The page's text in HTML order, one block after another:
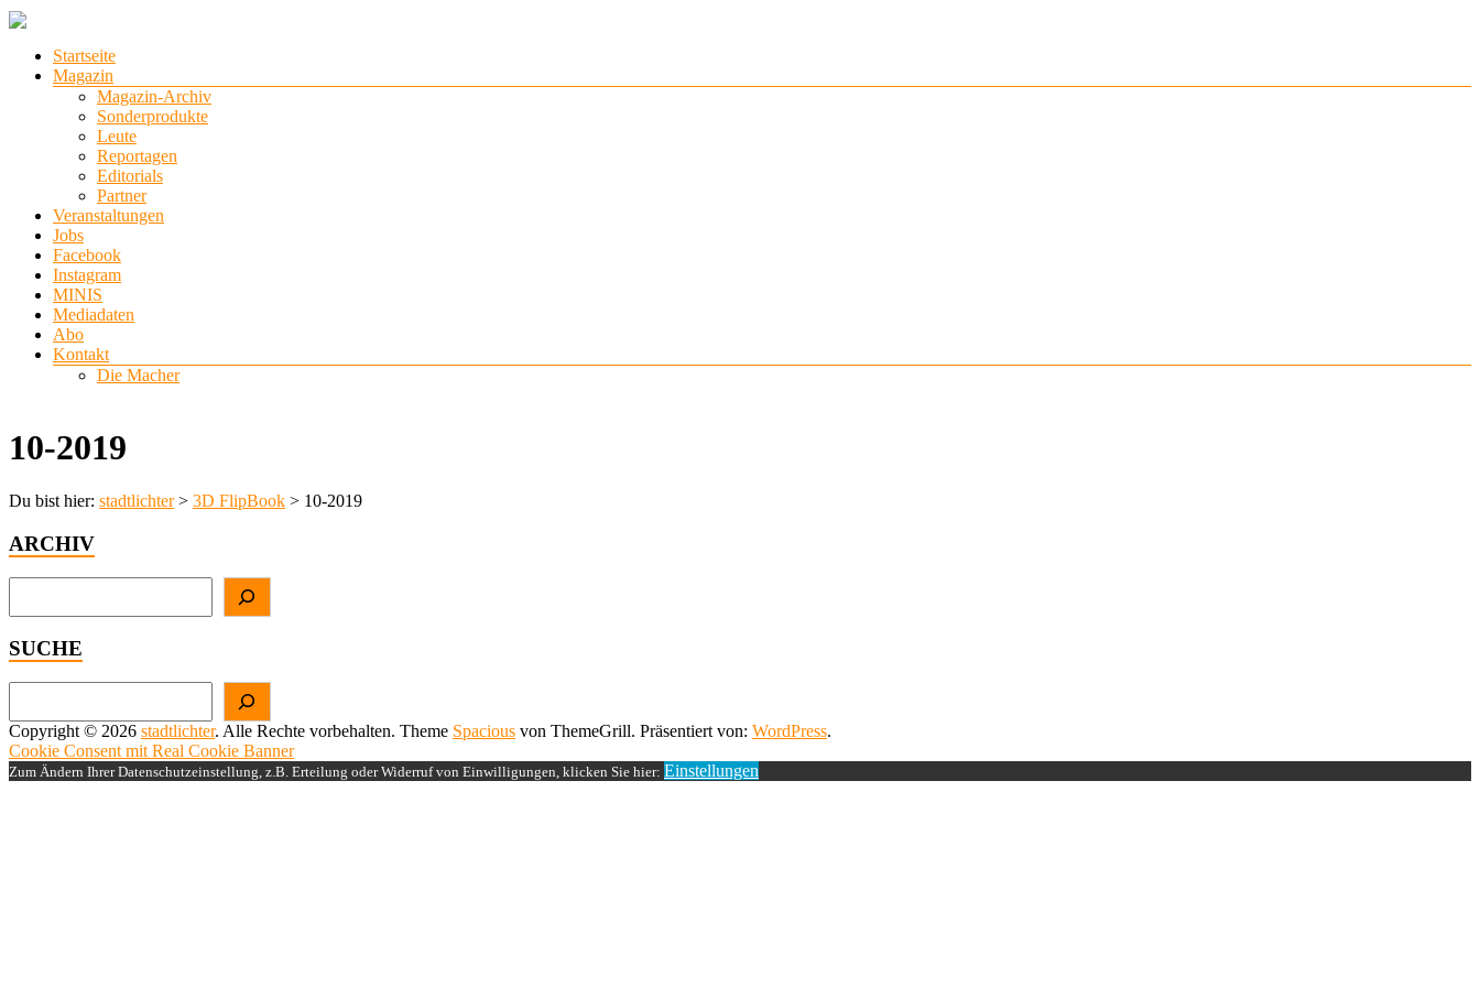
Zum
springen
stadtlichter
Lüneburg,
Winsen
Menü
Startseite
Magazin
Magazin-Archiv
Sonderprodukte
Leute
Reportagen
Editorials
Partner
Veranstaltungen
Jobs
Facebook
Instagram
MINIS
Mediadaten
Abo
Kontakt
Die Macher
10-2019
Du bist hier: stadtlichter> 3D FlipBook > 10-2019
ARCHIV
SUCHE
Copyright © 2026 stadtlichter. Alle Rechte vorbehalten. Theme Spacious von ThemeGrill. Präsentiert von: WordPress.
Cookie Consent mit Real Cookie Banner
Zum Ändern Ihrer Datenschutzeinstellung, z.B. Erteilung oder Widerruf von Einwilligungen, klicken Sie hier: Einstellungen